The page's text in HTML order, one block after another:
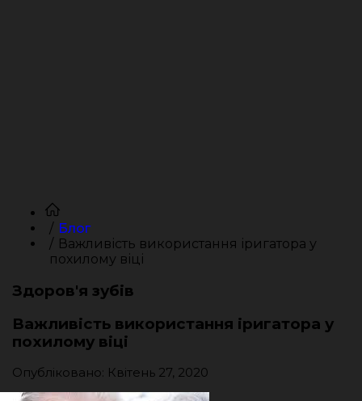
Блог
Важливість використання іригатора у
похилому віці
Здоров'я зубів
Важливість використання іригатора у
похилому віці
Опубліковано: Квітень 27, 2020